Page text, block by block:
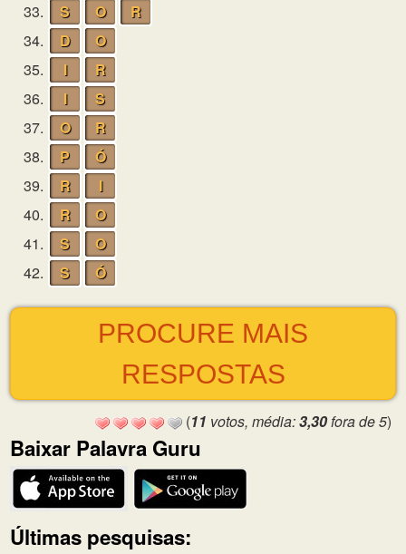
33.
S O
R
34.
D
O
35.
I
R
36.
I
S
37.
O
R
38.
P
Ó
39.
R
I
40.
R
O
41.
S
O
42.
S Ó
PROCURE MAIS
RESPOSTAS
(11 votos, média:3,30fora de 5)
Baixar Palavra Guru
Últimas pesquisas: